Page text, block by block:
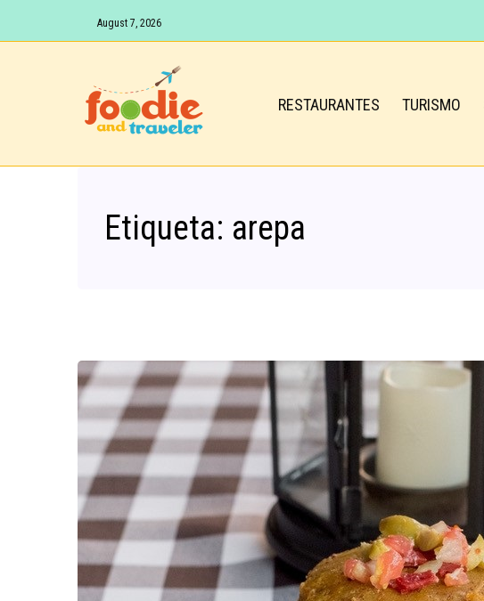
August 7, 2026
RESTAURANTES TURISMO
Etiqueta: arepa